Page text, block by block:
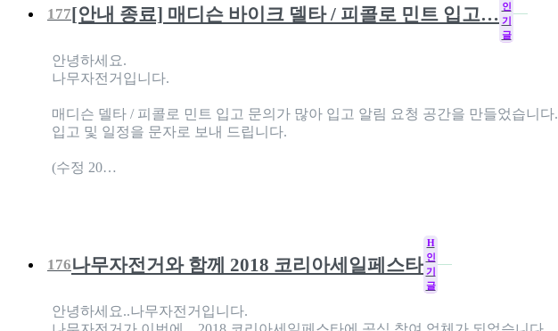
177[안내 종료] 매디슨 바이크 델타 / 피콜로 민트 입고… 인
기
글
안녕하세요.
나무자전거입니다.
매디슨 델타 / 피콜로 민트 입고 문의가 많아 입고 알림 요청 공간을 만들었습니다.
입고 및 일정을 문자로 보내 드립니다.
(수정 20…
176나무자전거와 함께 2018 코리아세일페스타
H
인
기
글
안녕하세요..나무자전거입니다.